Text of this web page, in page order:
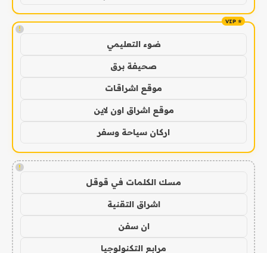
!
ضوء التعليمي
صحيفة برق
موقع اشراقات
موقع اشراق اون لاين
اركان سياحة وسفر
!
مسك الكلمات في قوقل
اشراق التقنية
ان سفن
مرابع التكنولوجيا